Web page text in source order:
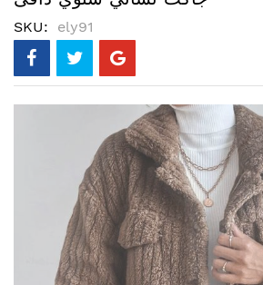
SKU ely91